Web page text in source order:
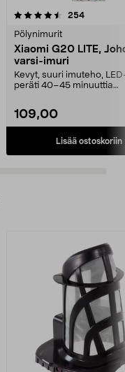
254arvostelut
Pölynimurit
Xiaomi G20 LITE,
varsi-imuri
Kevyt, suuri imuteho,
peräti 40–45 minuuttia
109,00
Lisää ostoskoriin
4.5 viidestä